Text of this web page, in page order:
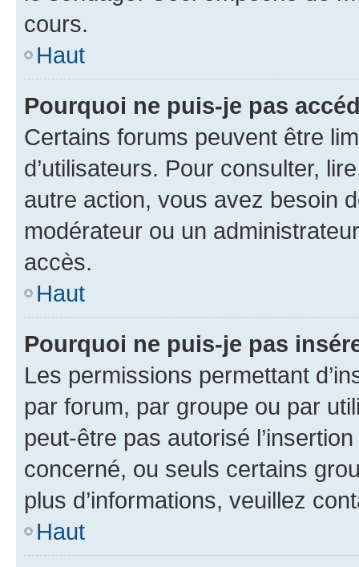
cours.
Haut
Pourquoi ne puis-je pas
Certains forums peuvent être
d’utilisateurs. Pour consulter,
autre action, vous avez besoin
modérateur ou un
accès.
Haut
Pourquoi ne puis-je pas
Les permissions permettant
par forum, par groupe ou par
peut-être pas autorisé
concerné, ou seuls certains
plus d’informations, veuillez
Haut